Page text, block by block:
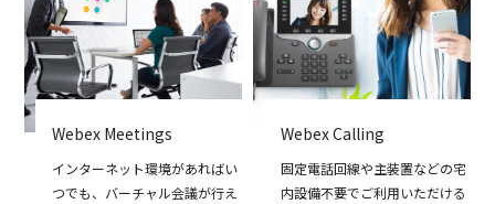
Webex Meetings
インターネット環境があればい
つでも、バーチャル会議が行え
Webex Calling
固定電話回線や主装置などの宅
内設備不要でご利用いただける